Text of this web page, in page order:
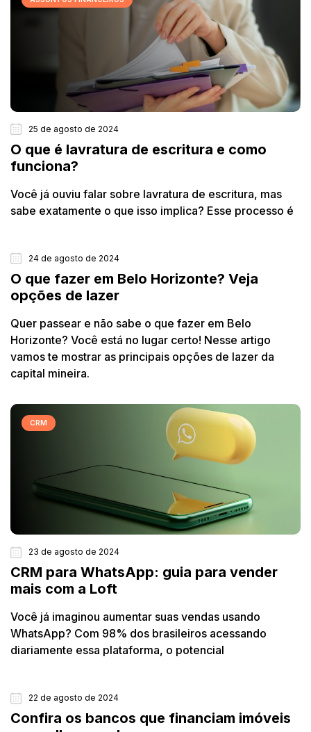
25 de agosto de 2024
O que é lavratura de escritura e como
funciona?
Você já ouviu falar sobre lavratura de escritura, mas
sabe exatamente o que isso implica? Esse processo é
CIDADES
24 de agosto de 2024
O que fazer em Belo Horizonte? Veja
opções de lazer
Quer passear e não sabe o que fazer em Belo
Horizonte? Você está no lugar certo! Nesse artigo
vamos te mostrar as principais opções de lazer da
capital mineira.
CRM
23 de agosto de 2024
CRM para WhatsApp: guia para vender
mais com a Loft
Você já imaginou aumentar suas vendas usando
WhatsApp? Com 98% dos brasileiros acessando
diariamente essa plataforma, o potencial
FINANCIAMENTO IMOBILIÁRIO
22 de agosto de 2024
Confira os bancos que financiam imóveis